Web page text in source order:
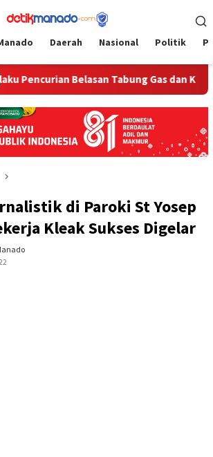
Daerah Nasional Politik
Belasan Tabung Gas dan Kursi
di Paroki St Yosep
Kleak Sukses Digelar